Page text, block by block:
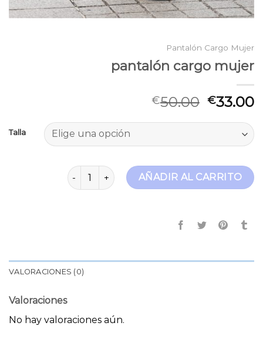
Pantalón Cargo Mujer
pantalón cargo mujer
€50.00 €33.00
Talla
pantalón cargo mujer cantidad
AÑADIR AL CARRITO
VALORACIONES (0)
Valoraciones
No hay valoraciones aún.